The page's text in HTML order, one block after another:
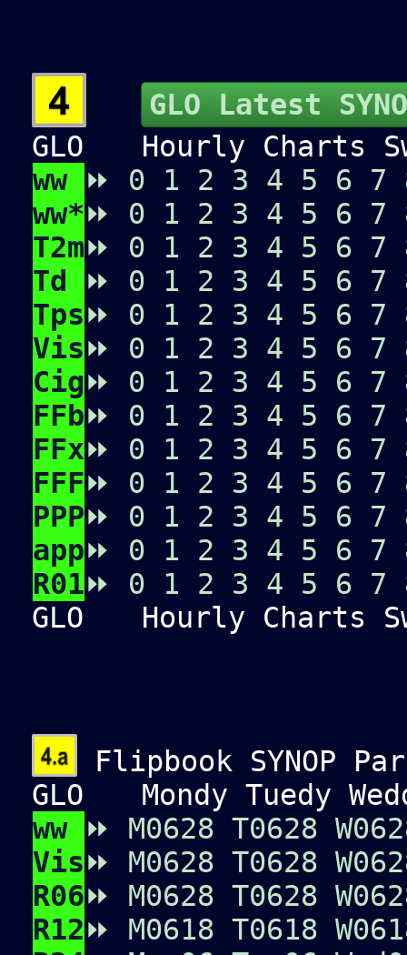
GLO Latest
GLO
Hourly Charts
ww ⏩ 0 1 2 3 4 5 6 7
ww*⏩ 0 1 2 3 4 5 6 7
T2m⏩ 0 1 2 3 4 5 6 7
Td
⏩ 0 1 2 3 4 5 6 7
Tps⏩ 0 1 2 3 4 5 6 7
Vis⏩ 0 1 2 3 4 5 6 7
Cig⏩ 0 1 2 3 4 5 6 7
FFb⏩ 0 1 2 3 4 5 6 7
FFx⏩ 0 1 2 3 4 5 6 7
FFF⏩ 0 1 2 3 4 5 6 7
PPP⏩ 0 1 2 3 4 5 6 7
app⏩ 0 1 2 3 4 5 6 7
R01⏩ 0 1 2 3 4 5 6 7
GLO
Hourly Charts
Flipbook SYNOP
GLO
Mondy Tuedy
ww ⏩ M0628 T0628 W062
Vis⏩ M0628 T0628 W062
R06⏩ M0628 T0628 W062
R12⏩ M0618 T0618 W06